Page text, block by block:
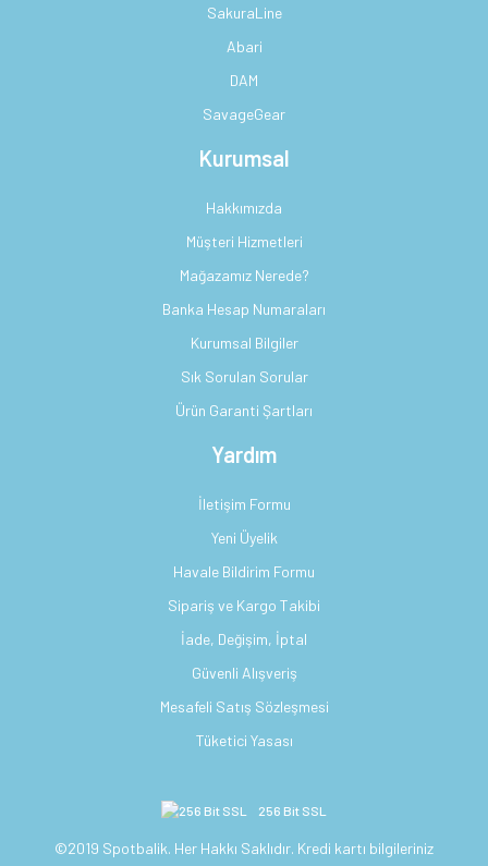
SakuraLine
Abari
DAM
SavageGear
Kurumsal
Hakkımızda
Müşteri Hizmetleri
Mağazamız Nerede?
Banka Hesap Numaraları
Kurumsal Bilgiler
Sık Sorulan Sorular
Ürün Garanti Şartları
Yardım
İletişim Formu
Yeni Üyelik
Havale Bildirim Formu
Sipariş ve Kargo Takibi
İade, Değişim, İptal
Güvenli Alışveriş
Mesafeli Satış Sözleşmesi
Tüketici Yasası
256 Bit SSL
©2019 Spotbalik. Her Hakkı Saklıdır. Kredi kartı bilgileriniz